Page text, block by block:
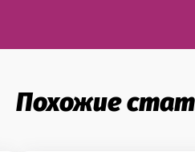
Похожие